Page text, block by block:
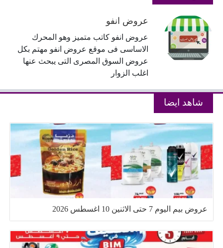
عروض انفو
عروض انفو كاتب متميز وهو المحرك
الاساسى فى موقع عروض انفو مهتم بكل
عروض السوق المصرى التى يبحث عنها
اغلب الزوار
شاهد ايضا
عروض بيم اليوم 7 حتى الاثنين 10 اغسطس 2026